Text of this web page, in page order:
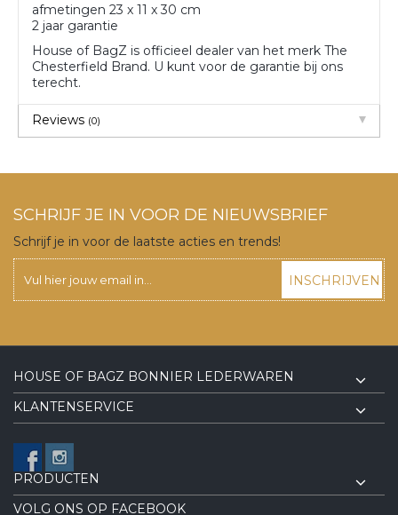
afmetingen 23 x 11 x 30 cm
2 jaar garantie
House of BagZ is officieel dealer van het merk The
Chesterfield Brand. U kunt voor de garantie bij ons
terecht.
Reviews (0)
SCHRIJF JE IN VOOR DE NIEUWSBRIEF
Schrijf je in voor de laatste acties en trends!
INSCHRIJVEN
HOUSE OF BAGZ BONNIER LEDERWAREN
KLANTENSERVICE
PRODUCTEN
VOLG ONS OP FACEBOOK